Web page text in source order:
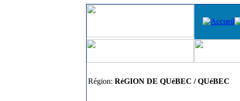
Région: RéGION DE QUéBEC / QUéBEC